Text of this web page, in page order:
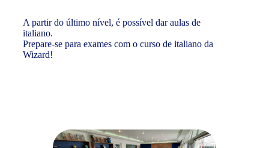
A partir do último nível, é possível dar aulas de
italiano.
Prepare-se para exames com o curso de italiano da
Wizard!